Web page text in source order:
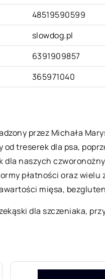
48519590599
slowdog.pl
6391909857
365971040
przez Michała
treserek dla psa,
naszych
płatności oraz
mięsa,
dla szczeniaka,